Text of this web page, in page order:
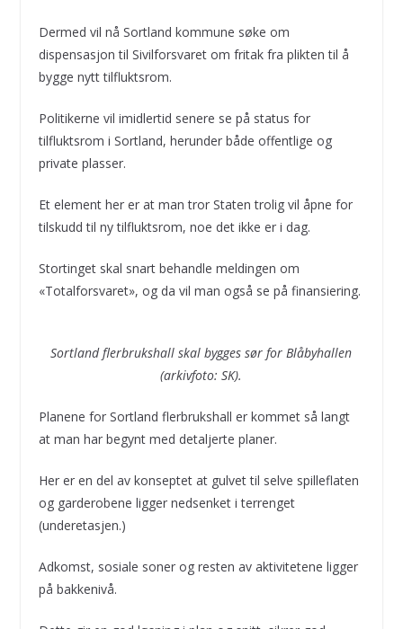
Dermed vil nå Sortland kommune søke om
dispensasjon til Sivilforsvaret om fritak fra plikten til å
bygge nytt tilfluktsrom.
Politikerne vil imidlertid senere se på status for
tilfluktsrom i Sortland, herunder både offentlige og
private plasser.
Et element her er at man tror Staten trolig vil åpne for
tilskudd til ny tilfluktsrom, noe det ikke er i dag.
Stortinget skal snart behandle meldingen om
«Totalforsvaret», og da vil man også se på finansiering.
Sortland flerbrukshall skal bygges sør for Blåbyhallen
(arkivfoto: SK).
Planene for Sortland flerbrukshall er kommet så langt
at man har begynt med detaljerte planer.
Her er en del av konseptet at gulvet til selve spilleflaten
og garderobene ligger nedsenket i terrenget
(underetasjen.)
Adkomst, sosiale soner og resten av aktivitetene ligger
på bakkenivå.